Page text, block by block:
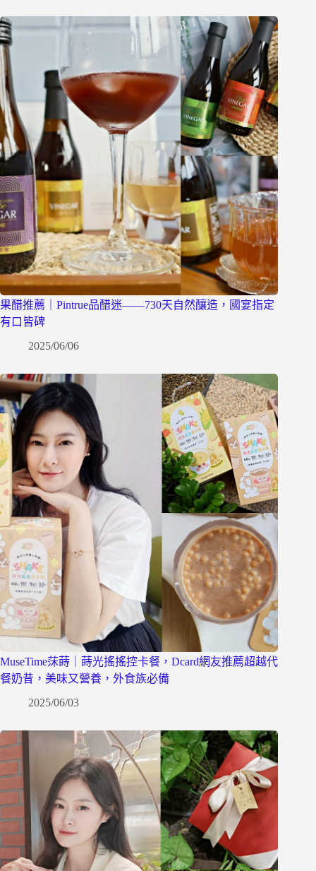
果醋推薦｜Pintrue品醋迷——730天自然釀造，國宴指定
有口皆碑
2025/06/06
MuseTime莯蒔｜蒔光搖搖控卡餐，Dcard網友推薦超越代
餐奶昔，美味又營養，外食族必備
2025/06/03